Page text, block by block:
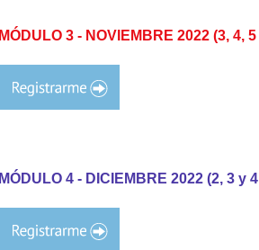
MÓDULO 3 - NOVIEMBRE 2022 (3, 4,
MÓDULO 4 - DICIEMBRE 2022 (2, 3 y